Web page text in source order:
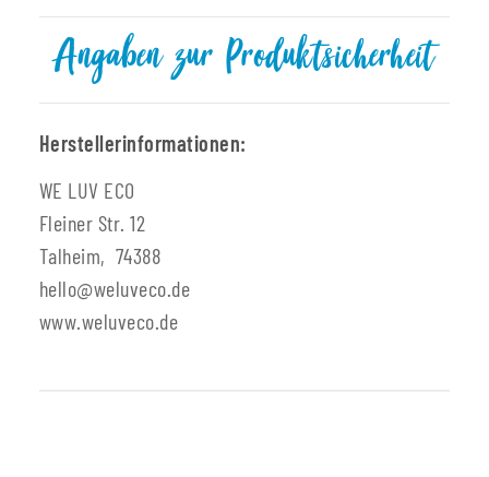
Angaben zur Produktsicherheit
Herstellerinformationen:
WE LUV ECO
Fleiner Str. 12
Talheim, 74388
hello@weluveco.de
www.weluveco.de